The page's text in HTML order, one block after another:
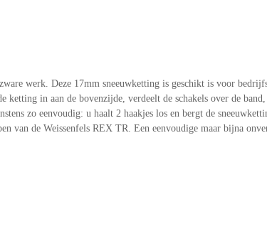
werk. Deze 17mm sneeuwketting is geschikt is voor
ketting in aan de bovenzijde, verdeelt de schakels over de
zo eenvoudig: u haalt 2 haakjes los en bergt de
van de Weissenfels REX TR. Een eenvoudige maar bijna